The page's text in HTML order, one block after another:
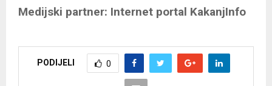
Medijski partner: Internet portal KakanjInfo
PODIJELI 0